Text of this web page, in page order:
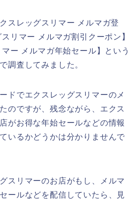
スレッグスリマー メルマガ登
リマー メルマガ割引クーポン】
マー メルマガ年始セール】という
調査してみました。
ドでエクスレッグスリマーのメ
のですが、残念ながら、エクス
がお得な年始セールなどの情報
いるかどうかは分かりませんで
スリマーのお店がもし、メルマ
ールなどを配信していたら、見